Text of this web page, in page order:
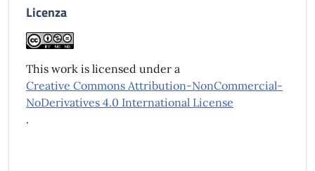
Licenza
This work is licensed under a
Creative Commons Attribution-NonCommercial-
NoDerivatives 4.0 International License
.